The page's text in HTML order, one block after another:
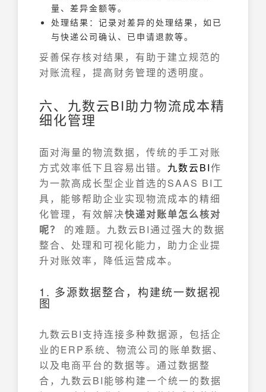
量、差异金额等。
处理结果：记录对差异的处理结果，如已
与快递公司确认、已申请退款等。
妥善保存核对结果，有助于建立规范的
对账流程，提高财务管理的透明度。
六、九数云BI助力物流成本精
细化管理
面对海量的物流数据，传统的手工对账
方式效率低下且容易出错。 九数云BI作
为一款高成长型企业首选的SAAS BI工
具，能够帮助企业实现物流成本的精细
化管理，有效解决快递对账单怎么核对
呢？
的难题。九数云BI通过强大的数据
整合、处理和可视化能力，助力企业提
升对账效率，降低运营成本。
1. 多源数据整合，构建统一数据视
图
九数云BI支持连接多种数据源，包括企
业的ERP系统、物流公司的账单数据、
以及电商平台的数据等。通过数据整
合，九数云BI能够构建一个统一的数据